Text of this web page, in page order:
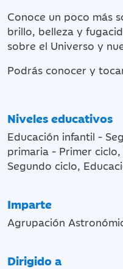
Conoce un poco más
brillo, belleza y
sobre el Universo y
Podrás conocer y
Niveles educativos
Educación infantil -
primaria - Primer
Segundo ciclo,
Imparte
Agrupación
Dirigido a